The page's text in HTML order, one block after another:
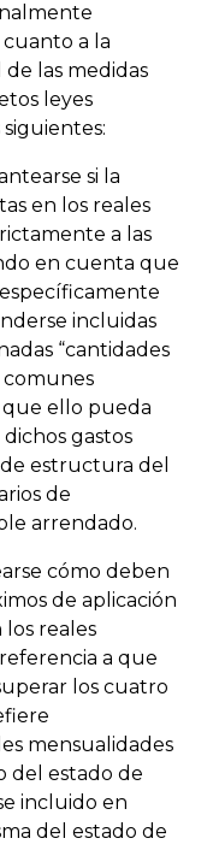
a la
las medidas
leyes
si la
en los reales
a las
en cuenta que
incluidas
“cantidades
comunes
que ello pueda
gastos
estructura del
de
arrendado.
cómo deben
de aplicación
los reales
a que
los cuatro
mensualidades
del estado de
incluido en
del estado de